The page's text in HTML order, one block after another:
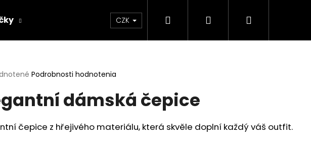
CZK Hľadať PrihlásenieNákupný
Podrobnosti hodnotenia
dámská čepice
čepice z hřejivého materiálu, která skvěle doplní každý váš outfit.
HĽADAŤ